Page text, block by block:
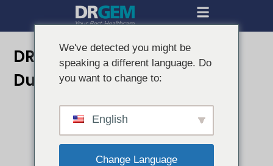
DRGEM на выставке WHX
Dubai 2026
We've detected you might be
speaking a different language. Do
you want to change to:
English
Change Language